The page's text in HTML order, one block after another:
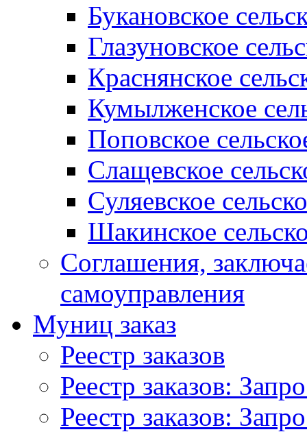
Букановское
Глазуновское
Краснянское
Кумылженское
Поповское
Слащевское
Суляевское
Шакинское
Соглашения,
самоуправления
Муниц заказ
Реестр заказов
Реестр заказов:
Реестр заказов: